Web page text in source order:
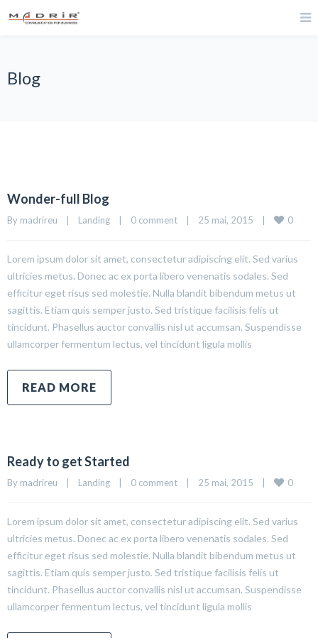
Blog
Wonder-full Blog
By madrireu    | Landing 0 comment
    |    25 mai, 2015    |
0
Lorem ipsum dolor sit amet, consectetur adipiscing elit. Sed varius
ultricies metus. Donec ac ex porta libero venenatis sodales. Sed
efficitur eget risus sed molestie. Nulla blandit bibendum metus ut
sagittis. Etiam quis semper justo. Sed tristique facilisis felis ut
tincidunt. Phasellus auctor convallis nisl ut accumsan. Suspendisse
ullamcorper fermentum lectus, vel tincidunt ligula mollis
READ MORE
Ready to get Started
By madrireu    | Landing 0 comment
    |    25 mai, 2015    |
0
Lorem ipsum dolor sit amet, consectetur adipiscing elit. Sed varius
ultricies metus. Donec ac ex porta libero venenatis sodales. Sed
efficitur eget risus sed molestie. Nulla blandit bibendum metus ut
sagittis. Etiam quis semper justo. Sed tristique facilisis felis ut
tincidunt. Phasellus auctor convallis nisl ut accumsan. Suspendisse
ullamcorper fermentum lectus, vel tincidunt ligula mollis